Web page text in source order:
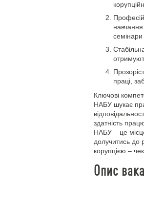
навчання
семінари
праці,
Ключові
НАБУ шукає
здатність
НАБУ – це
долучитись до
корупцією –
Опис